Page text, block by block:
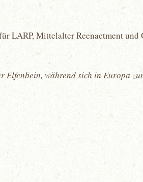
LARP, Mittelalter Reenactment und
Elfenbein, während sich in Europa